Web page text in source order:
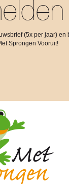
(5x per jaar)
Sprongen Vooruit!